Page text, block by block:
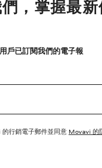
，掌握最
戶已訂閱我們的電子報
行銷電子郵件並同意 Movavi 的